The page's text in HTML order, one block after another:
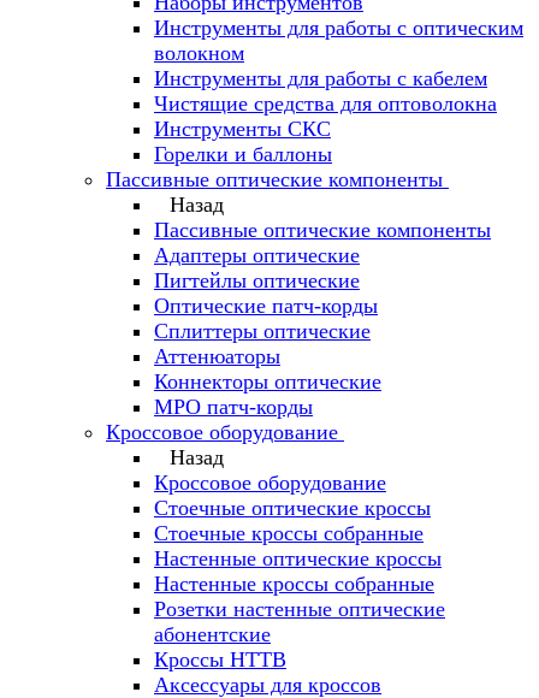
Инструменты для работы с оптическим
волокном
Инструменты для работы с кабелем
Чистящие средства для оптоволокна
Инструменты СКС
Горелки и баллоны
Пассивные оптические компоненты
Назад
Пассивные оптические компоненты
Адаптеры оптические
Пигтейлы оптические
Оптические патч-корды
Сплиттеры оптические
Аттенюаторы
Коннекторы оптические
MPO патч-корды
Кроссовое оборудование
Назад
Кроссовое оборудование
Стоечные оптические кроссы
Стоечные кроссы собранные
Настенные оптические кроссы
Настенные кроссы собранные
Розетки настенные оптические
абонентские
Кроссы HTTB
Аксессуары для кроссов